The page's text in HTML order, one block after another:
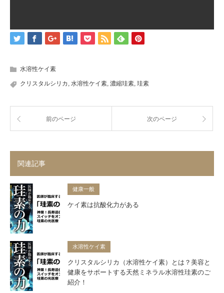
水溶性ケイ素
クリスタルシリカ , 水溶性ケイ素, 濃縮珪素, 珪素
前のページ 次のページ
関連記事
健康一般
ケイ素は抗酸化力がある
水溶性ケイ素
クリスタルシリカ（水溶性ケイ素）とは？美容と
健康をサポートする天然ミネラル水溶性珪素のご
紹介！